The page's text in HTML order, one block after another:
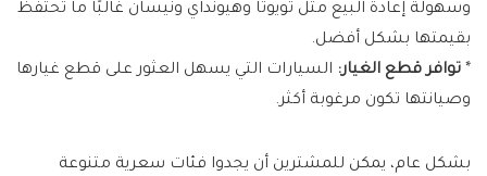
وسهولة إعادة البيع مثل تويوتا وهيونداي ونيسان غالبًا ما تحتفظ
بقيمتها بشكل أفضل.
* توافر قطع الغيار: السيارات التي يسهل العثور على قطع غيارها
وصيانتها تكون مرغوبة أكثر.
بشكل عام، يمكن للمشترين أن يجدوا فئات سعرية متنوعة